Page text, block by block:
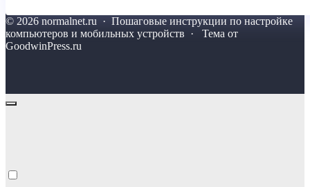
© 2026 normalnet.ru · Пошаговые инструкции по настройке
компьютеров и мобильных устройств · Тема от
GoodwinPress.ru